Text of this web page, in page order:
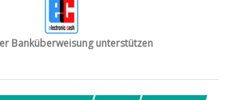
Banküberweisung unterstützen